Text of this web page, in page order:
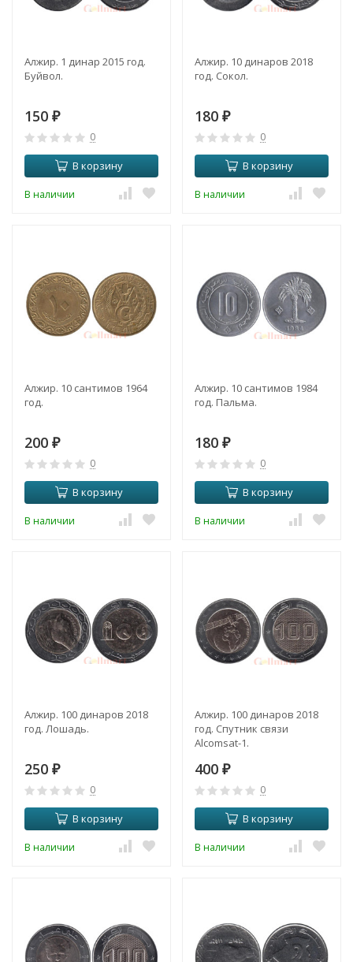
Алжир. 1 динар 2015 год.
Буйвол.
150 ₽
0
В корзину
В наличии
Алжир. 10 динаров 2018
год. Сокол.
180 ₽
0
В корзину
В наличии
Алжир. 10 сантимов 1964
год.
200 ₽
0
В корзину
В наличии
Алжир. 10 сантимов 1984
год. Пальма.
180 ₽
0
В корзину
В наличии
Алжир. 100 динаров 2018
год. Лошадь.
250 ₽
0
В корзину
В наличии
Алжир. 100 динаров 2018
год. Спутник связи
Alcomsat-1.
400 ₽
0
В корзину
В наличии